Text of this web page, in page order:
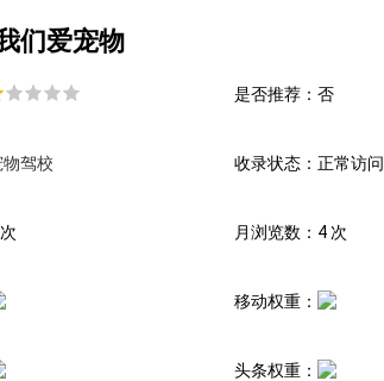
们爱宠物
是否推荐：否
物驾校 收录状态：正常访问
月浏览数：4 次
移动权重：
头条权重：